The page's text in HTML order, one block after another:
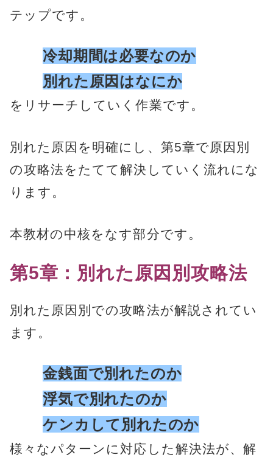
テップです。
冷却期間は必要なのか
別れた原因はなにか
をリサーチしていく作業です。
別れた原因を明確にし、第5章で原因別
の攻略法をたてて解決していく流れにな
ります。
本教材の中核をなす部分です。
第5章：別れた原因別攻略法
別れた原因別での攻略法が解説されてい
ます。
金銭面で別れたのか
浮気で別れたのか
ケンカして別れたのか
様々なパターンに対応した解決法が、解